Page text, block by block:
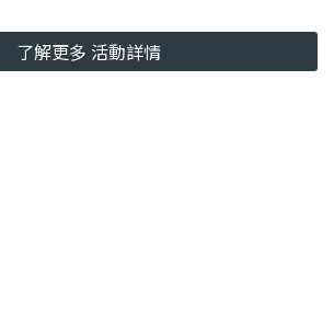
了解更多 活動詳情